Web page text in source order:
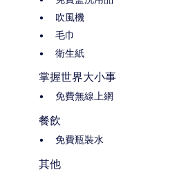
吹風機
毛巾
衛生紙
掌握世界大小事
免費無線上網
餐飲
免費瓶裝水
其他